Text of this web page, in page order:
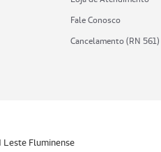
Fale Conosco
Cancelamento (RN 561)
Leste Fluminense